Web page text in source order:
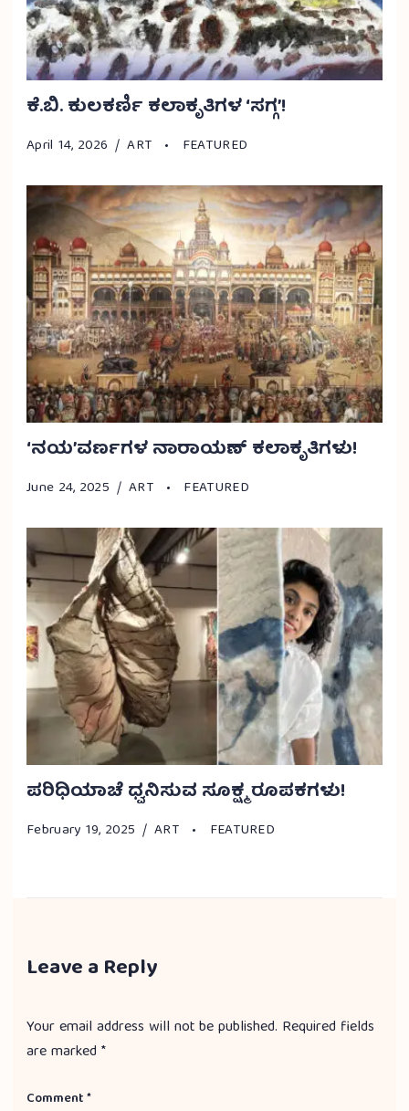
ಕೆ.ಬಿ. ಕುಲಕರ್ಣಿ ಕಲಾಕೃತಿಗಳ ‘ಸಗ್ಗ’!
April 14, 2026 ART FEATURED
‘ನಯ’ವರ್ಣಗಳ ನಾರಾಯಣ್ ಕಲಾಕೃತಿಗಳು!
June 24, 2025 ART FEATURED
ಪರಿಧಿಯಾಚೆ ಧ್ವನಿಸುವ ಸೂಕ್ಷ್ಮ ರೂಪಕಗಳು!
February 19, 2025 ART FEATURED
Leave a Reply
Your email address will not be published. Required fields
are marked *
Comment*